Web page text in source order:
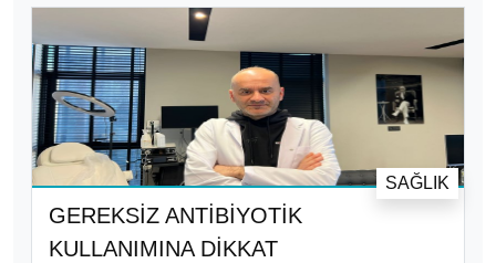
GEREKSİZ ANTİBİYOTİK
KULLANIMINA DİKKAT
SAĞLIK